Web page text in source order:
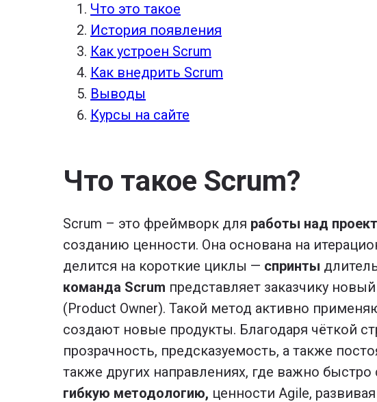
Что это такое
История появления
Как устроен Scrum
Как внедрить Scrum
Выводы
Курсы на сайте
Что такое Scrum?
Scrum – это фреймворк для работы над
созданию ценности. Она основана на
делится на короткие циклы — спринты
команда Scrum представляет заказчику
(Product Owner). Такой метод активно
создают новые продукты. Благодаря чёткой
прозрачность, предсказуемость, а также
также других направлениях, где важно
гибкую методологию, ценности Agile,